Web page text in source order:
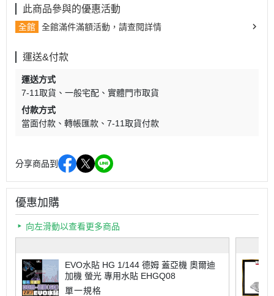
此商品參與的優惠活動
全館 全館滿件滿額活動，請查閱詳情
運送&付款
運送方式
7-11取貨
一般宅配
實體門市取貨
付款方式
當面付款
轉帳匯款 7-11取貨付款
分享商品到
優惠加購
向左滑動以查看更多商品
EVO水貼 HG 1/144 德姆 蓋亞機 奧爾迪
加機 螢光 專用水貼 EHGQ08
單一規格